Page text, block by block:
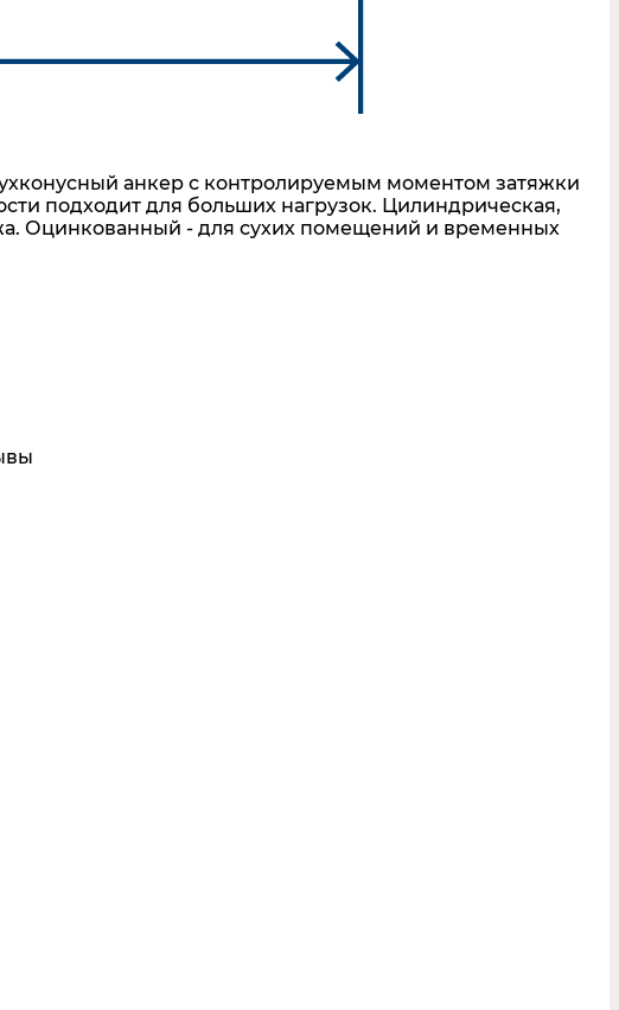
анкер с контролируемым моментом затяжки
подходит для больших нагрузок. Цилиндрическая,
Оцинкованный - для сухих помещений и временных